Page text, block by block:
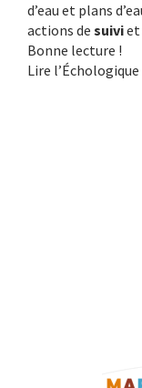
d’eau et plans
actions de suiviet
Bonne lecture !
Lire l’Échologique